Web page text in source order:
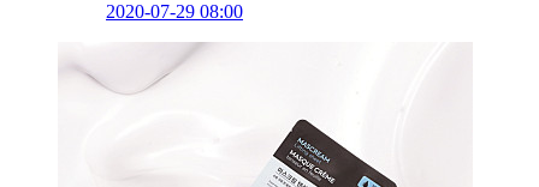
2020-07-29 08:00